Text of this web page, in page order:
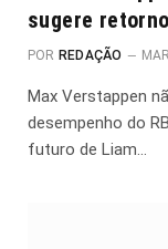
sugere
POR REDAÇÃO
Max Verstappen
desempenho do
futuro de Liam…